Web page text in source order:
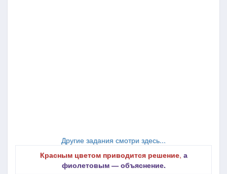
Другие задания смотри здесь...
Красным цветом приводится решение, а
фиолетовым ― объяснение.